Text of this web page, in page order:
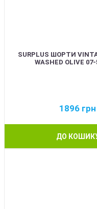
SURPLUS ШОРТИ
WASHED OLIVE
1896 грн
ДО